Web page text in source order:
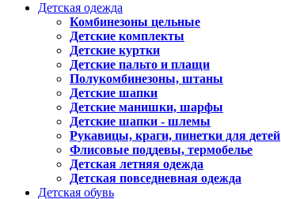
Детская одежда
Комбинезоны цельные
Детские комплекты
Детские куртки
Детские пальто и плащи
Полукомбинезоны, штаны
Детские шапки
Детские манишки, шарфы
Детские шапки - шлемы
Рукавицы, краги, пинетки для детей
Флисовые поддевы, термобелье
Детская летняя одежда
Детская повседневная одежда
Детская обувь